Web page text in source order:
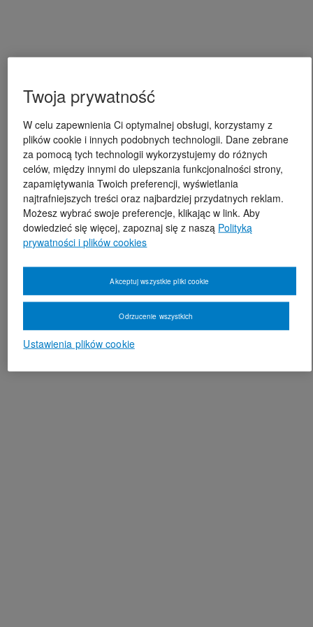
Twoja prywatność
W celu zapewnienia Ci optymalnej obsługi, korzystamy z
plików cookie i innych podobnych technologii. Dane zebrane
za pomocą tych technologii wykorzystujemy do różnych
celów, między innymi do ulepszania funkcjonalności strony,
zapamiętywania Twoich preferencji, wyświetlania
najtrafniejszych treści oraz najbardziej przydatnych reklam.
Możesz wybrać swoje preferencje, klikając w link. Aby
dowiedzieć się więcej, zapoznaj się z naszą Polityką
prywatności i plików cookies
Ustawienia plików cookie
Odrzucenie wszystkich
Akceptuj wszystkie pliki cookie